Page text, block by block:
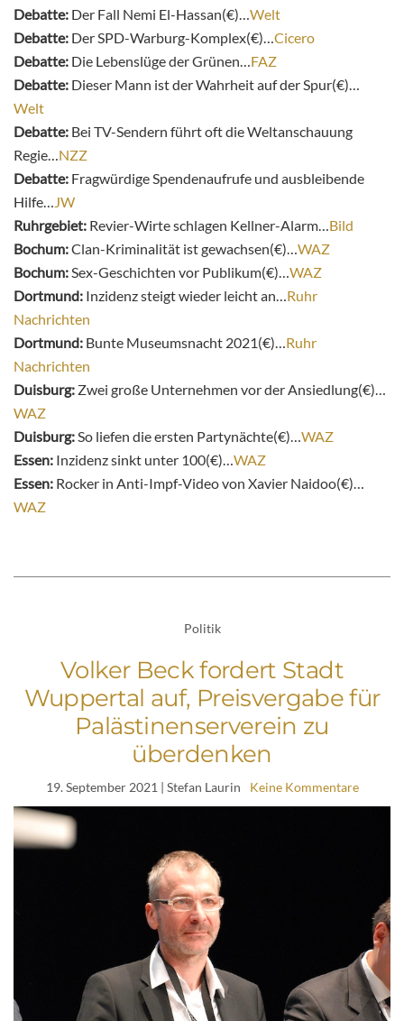
Debatte: Der Fall Nemi El-Hassan(€)…Welt
Debatte: Der SPD-Warburg-Komplex(€)…Cicero
Debatte: Die Lebenslüge der Grünen…FAZ
Debatte: Dieser Mann ist der Wahrheit auf der Spur(€)…
Welt
Debatte: Bei TV-Sendern führt oft die Weltanschauung
Regie…NZZ
Debatte: Fragwürdige Spendenaufrufe und ausbleibende
Hilfe…JW
Ruhrgebiet: Revier-Wirte schlagen Kellner-Alarm…Bild
Bochum:Clan-Kriminalität ist gewachsen(€)…WAZ
Bochum:Sex-Geschichten vor Publikum(€)…WAZ
Dortmund: Inzidenz steigt wieder leicht an…Ruhr
Nachrichten
Dortmund: Bunte Museumsnacht 2021(€)…Ruhr
Nachrichten
Duisburg: Zwei große Unternehmen vor der Ansiedlung(€)…
WAZ
Duisburg:So liefen die ersten Partynächte(€)…WAZ
Essen: Inzidenz sinkt unter 100(€)…WAZ
Essen: Rocker in Anti-Impf-Video von Xavier Naidoo(€)…
WAZ
Politik
Volker Beck fordert Stadt
Wuppertal auf, Preisvergabe für
Palästinenserverein zu
überdenken
19. September 2021 | Stefan Laurin Keine Kommentare